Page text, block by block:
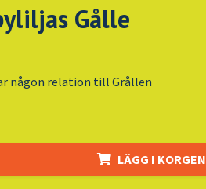
Gålle
någon relation till Grållen
LÄGG I KORGEN